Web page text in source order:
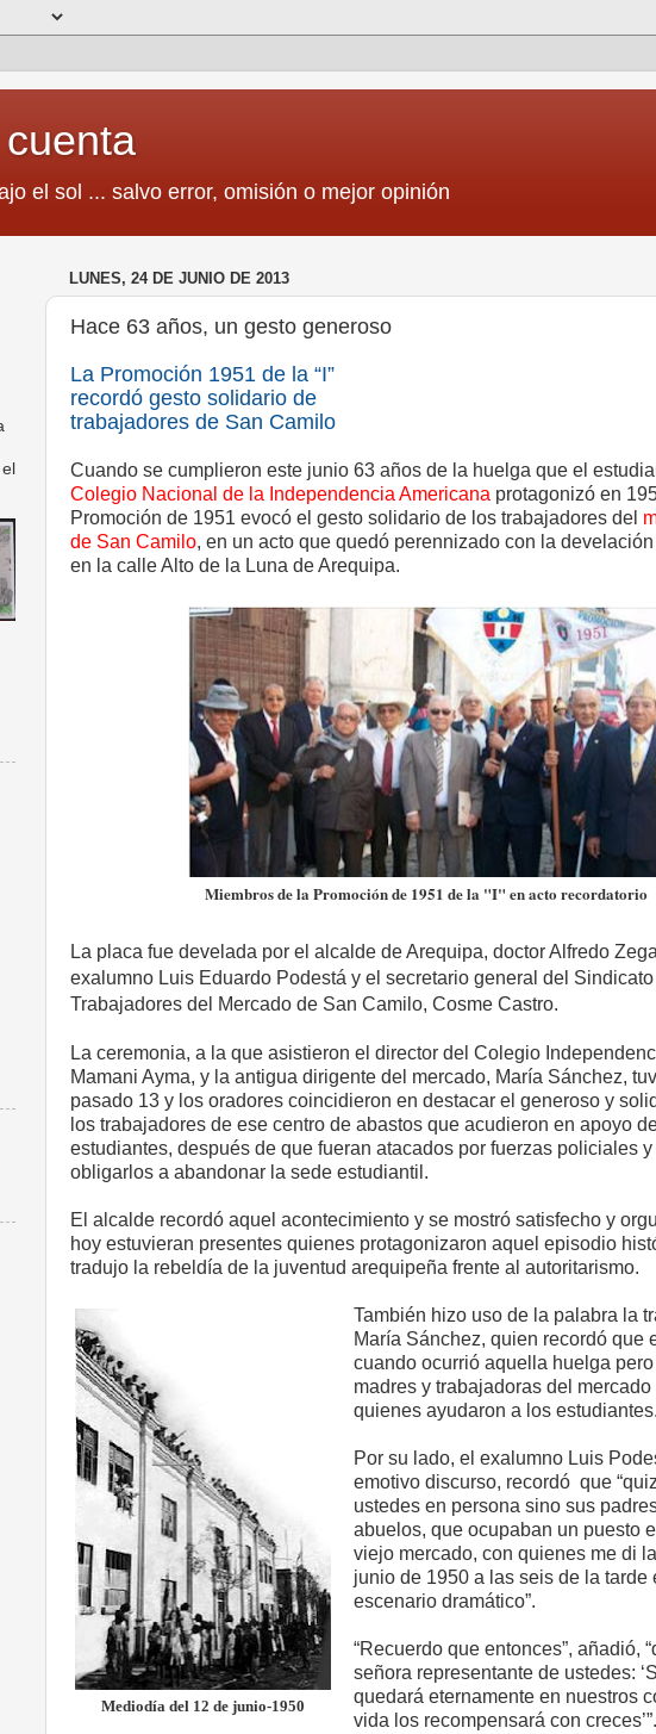
el sol ... salvo error, omisión o mejor opinión
LUNES, 24 DE JUNIO DE 2013
Hace 63 años, un gesto generoso
La Promoción 1951 de la “I”
recordó gesto solidario de
trabajadores de San Camilo
Cuando se cumplieron este junio 63 años de la huelga que el
Colegio Nacional de la Independencia Americana protagonizó en
Promoción de 1951 evocó el gesto solidario de los trabajadores del
de San Camilo, en un acto que quedó perennizado con la
en la calle Alto de la Luna de Arequipa.
Miembros de la Promoción de 1951 de la "I" en acto recordatorio
La placa fue develada por el alcalde de Arequipa, doctor Alfredo
exalumno Luis Eduardo Podestá y el secretario general del
Trabajadores del Mercado de San Camilo, Cosme Castro.
La ceremonia, a la que asistieron el director del Colegio
Mamani Ayma, y la antigua dirigente del mercado, María Sánchez,
pasado 13 y los oradores coincidieron en destacar el generoso y
los trabajadores de ese centro de abastos que acudieron en apoyo
estudiantes, después de que fueran atacados por fuerzas policiales
obligarlos a abandonar la sede estudiantil.
El alcalde recordó aquel acontecimiento y se mostró satisfecho y
hoy estuvieran presentes quienes protagonizaron aquel episodio
tradujo la rebeldía de la juventud arequipeña frente al autoritarismo.
Mediodía del 12 de junio-1950
También hizo uso de la palabra la
María Sánchez, quien recordó que
cuando ocurrió aquella huelga
madres y trabajadoras del
quienes ayudaron a los estudiantes.
Por su lado, el exalumno Luis
emotivo discurso, recordó que “q
ustedes en persona sino sus
abuelos, que ocupaban un puesto
viejo mercado, con quienes me di
junio de 1950 a las seis de la tarde
escenario dramático”.
“Recuerdo que entonces”, añadió,
señora representante de ustedes:
quedará eternamente en nuestros
vida los recompensará con creces’”.